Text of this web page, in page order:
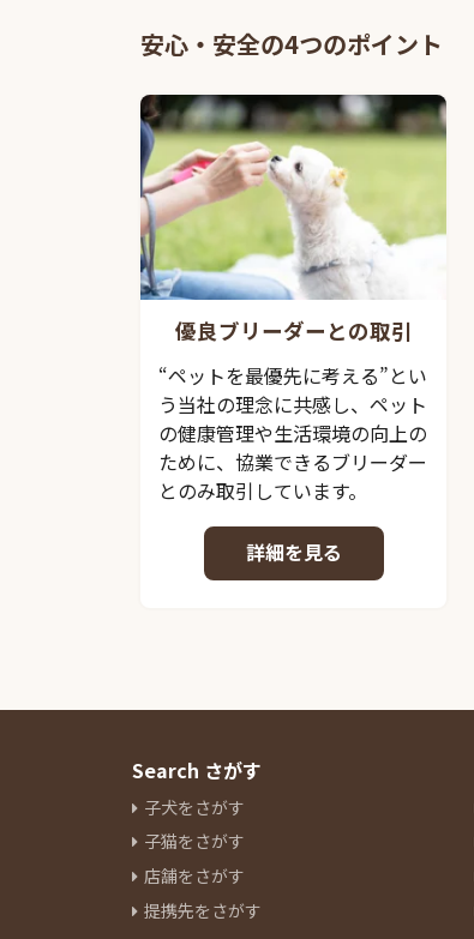
安心・安全の4つのポイント
優良ブリーダーとの取引
“ペットを最優先に考える”とい
う当社の理念に共感し、ペット
の健康管理や生活環境の向上の
ために、協業できるブリーダー
とのみ取引しています。
詳細を見る
Search さがす
子犬をさがす
子猫をさがす
店舗をさがす
提携先をさがす